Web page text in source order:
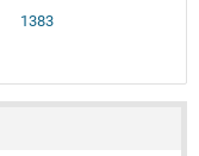
1383